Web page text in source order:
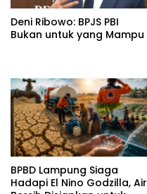
Deni Ribowo: BPJS PBI
Bukan untuk yang Mampu
BPBD Lampung Siaga
Hadapi El Nino Godzilla, Air